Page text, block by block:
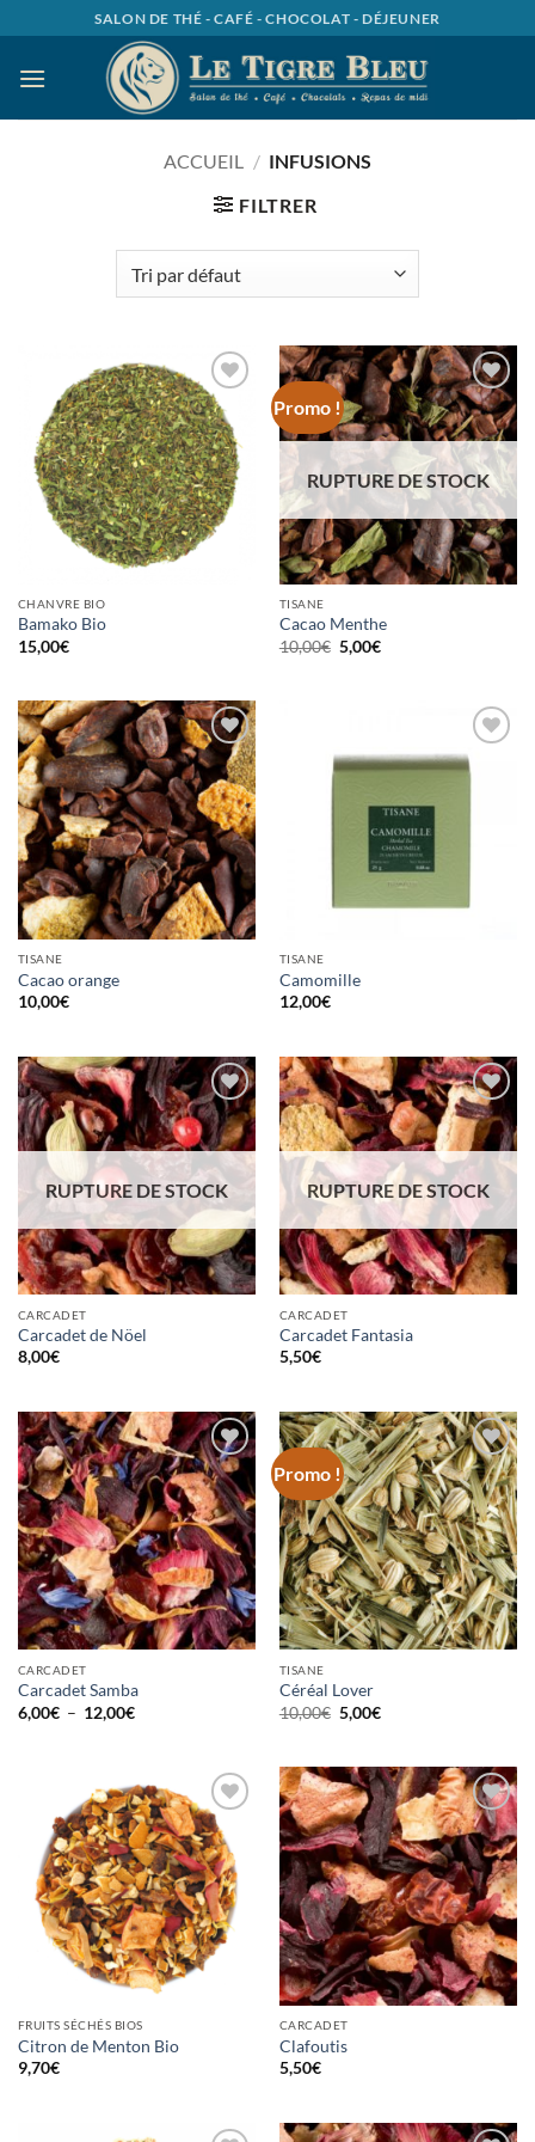
au
contenu
SALON DE THÉ - CAFÉ - CHOCOLAT - DÉJEUNER
ACCUEIL / INFUSIONS
FILTRER
Ajouter
à la
wishlist
CHANVRE BIO
Bamako Bio
15,00€
Promo !
Ajouter
à la
wishlist
RUPTURE DE STOCK
TISANE
Cacao Menthe
10,00€ Le
prix
5,00€Le
Ajouter
à la
wishlist
TISANE
Cacao orange
10,00€
Ajouter
à la
TISANE
Camomille
12,00€
Ajouter
à la
wishlist
RUPTURE DE STOCK
CARCADET
Carcadet de Nöel
8,00€
Ajouter
à la
wishlist
RUPTURE DE STOCK
CARCADET
Carcadet Fantasia
5,50€
Ajouter
à la
wishlist
CARCADET
Carcadet Samba
6,00€ – 12,00€Plage
12,00€
Promo !
Ajouter
à la
wishlist
TISANE
Céréal Lover
10,00€ Le
prix
10,00€.
5,00€Le
5,00€.
Ajouter
à la
wishlist
FRUITS SÉCHÉS BIOS
Citron de Menton Bio
9,70€
Ajouter
à la
wishlist
CARCADET
Clafoutis
5,50€